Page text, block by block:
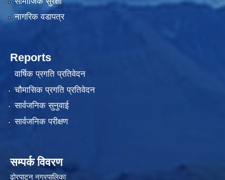
नागरिक वडापत्र
Reports
वार्षिक प्रगति प्रतिवेदन
चौमासिक प्रगति प्रतिवेदन
सार्वजनिक सुनुवाई
सार्वजनिक परीक्षण
सम्पर्क विवरण
ढोरपाटन नगरपालिका